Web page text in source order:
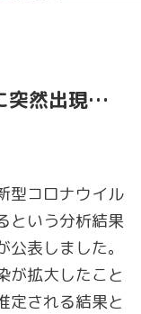
突然出現…
型コロナウイル
という分析結果
表しました。
が拡大したこと
定される結果と